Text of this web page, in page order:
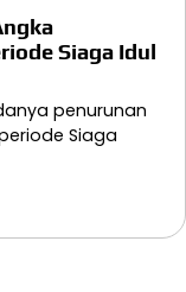
Siaga Idul
penurunan
Siaga